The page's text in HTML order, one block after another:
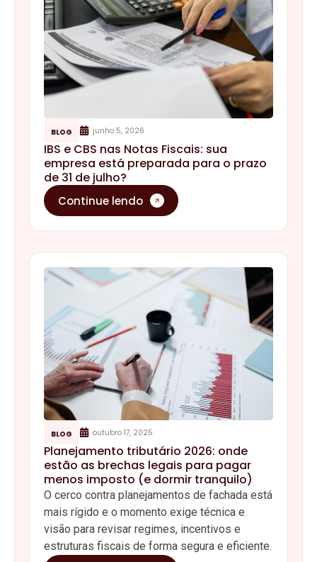
BLOG junho 5, 2026
IBS e CBS nas Notas Fiscais: sua
empresa está preparada para o prazo
de 31 de julho?
Continue lendo
BLOG outubro 17, 2025
Planejamento tributário 2026: onde
estão as brechas legais para pagar
menos imposto (e dormir tranquilo)
O cerco contra planejamentos de fachada está
mais rígido e o momento exige técnica e
visão para revisar regimes, incentivos e
estruturas fiscais de forma segura e eficiente.